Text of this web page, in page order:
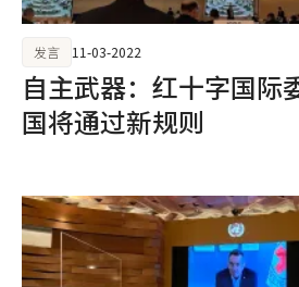
自主武器：红十字国际
国将通过新规则
发言 11-03-2022